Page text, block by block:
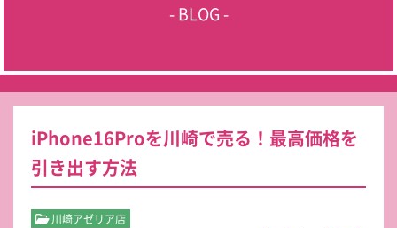
- BLOG -
iPhone16Proを川崎で売る！最高価格を
引き出す方法
川崎アゼリア店